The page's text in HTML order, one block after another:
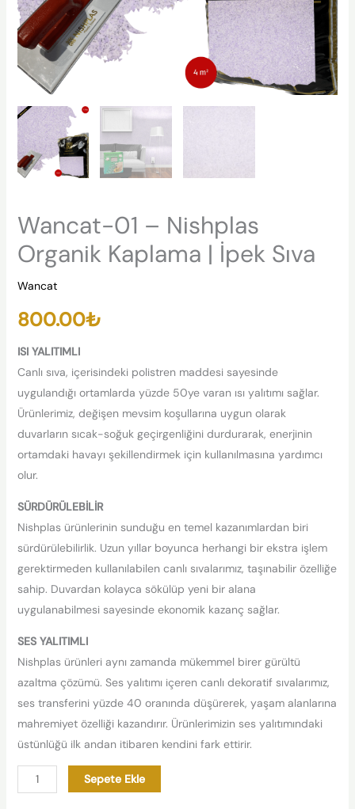
Wancat-01 – Nishplas
Organik Kaplama | İpek Sıva
Wancat
800.00₺
ISI YALITIMLI
Canlı sıva, içerisindeki polistren maddesi sayesinde
uygulandığı ortamlarda yüzde 50ye varan ısı yalıtımı sağlar.
Ürünlerimiz, değişen mevsim koşullarına uygun olarak
duvarların sıcak-soğuk geçirgenliğini durdurarak, enerjinin
ortamdaki havayı şekillendirmek için kullanılmasına yardımcı
olur.
SÜRDÜRÜLEBİLİR
Nishplas ürünlerinin sunduğu en temel kazanımlardan biri
sürdürülebilirlik. Uzun yıllar boyunca herhangi bir ekstra işlem
gerektirmeden kullanılabilen canlı sıvalarımız, taşınabilir özelliğe
sahip. Duvardan kolayca sökülüp yeni bir alana
uygulanabilmesi sayesinde ekonomik kazanç sağlar.
SES YALITIMLI
Nishplas ürünleri aynı zamanda mükemmel birer gürültü
azaltma çözümü. Ses yalıtımı içeren canlı dekoratif sıvalarımız,
ses transferini yüzde 40 oranında düşürerek, yaşam alanlarına
mahremiyet özelliği kazandırır. Ürünlerimizin ses yalıtımındaki
üstünlüğü ilk andan itibaren kendini fark ettirir.
Sepete Ekle